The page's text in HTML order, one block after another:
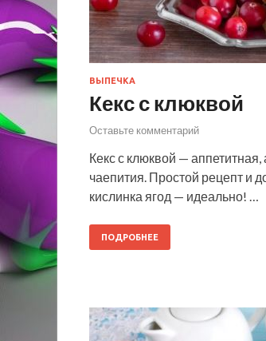
ВЫПЕЧКА
Кекс с клюквой
Оставьте комментарий
Кекс с клюквой —
чаепития. Простой рецепт и
кислинка ягод — идеально! …
ПОДРОБНЕЕ